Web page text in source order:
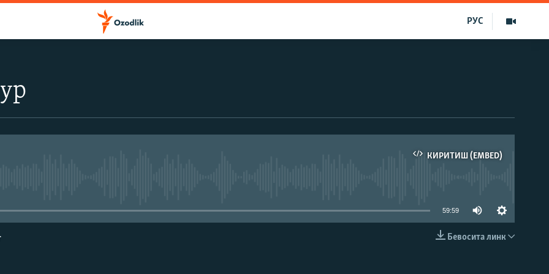
РУС
КИРИТИШ (EMBED)
59:59
Бевосита линк